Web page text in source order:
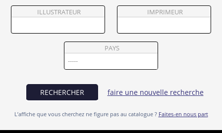
Vendre
ILLUSTRATEUR IMPRIMEUR
PAYS
RECHERCHER faire une nouvelle recherche
L’affiche que vous cherchez ne figure pas au catalogue ? Faites-en nous part